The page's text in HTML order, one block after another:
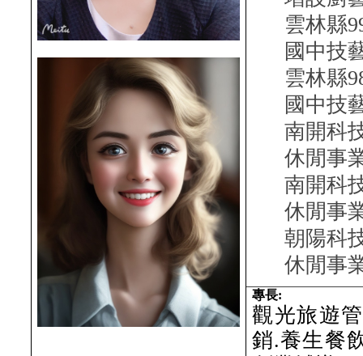
雲林縣
國中技
雲林縣
國中技
南開科
休閒事
南開科
休閒事
朝陽科
休閒事
專長:
觀光旅遊
銷.養生餐